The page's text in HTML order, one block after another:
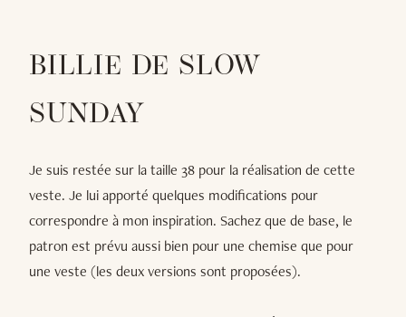
BILLIE DE SLOW
SUNDAY
Je suis restée sur la taille 38 pour la réalisation de cette
veste. Je lui apporté quelques modifications pour
correspondre à mon inspiration. Sachez que de base, le
patron est prévu aussi bien pour une chemise que pour
une veste (les deux versions sont proposées).